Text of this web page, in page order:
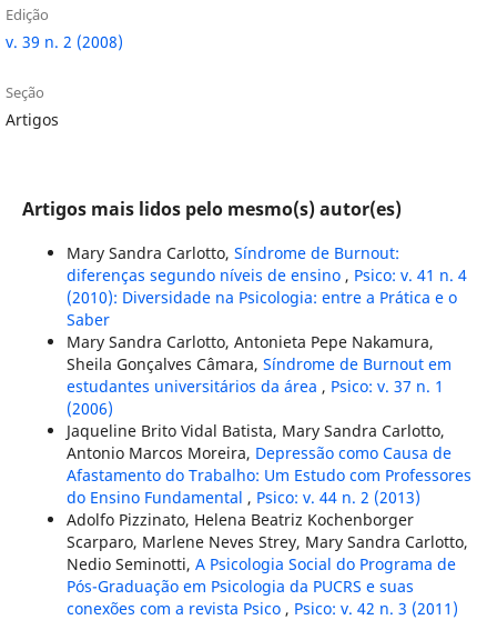
Edição
v. 39 n. 2 (2008)
Seção
Artigos
Artigos mais lidos pelo mesmo(s) autor(es)
Mary Sandra Carlotto, Síndrome de Burnout:
diferenças segundo níveis de ensino , Psico: v. 41 n. 4
(2010): Diversidade na Psicologia: entre a Prática e o
Saber
Mary Sandra Carlotto, Antonieta Pepe Nakamura,
Sheila Gonçalves Câmara, Síndrome de Burnout em
estudantes universitários da área , Psico: v. 37 n. 1
(2006)
Jaqueline Brito Vidal Batista, Mary Sandra Carlotto,
Antonio Marcos Moreira, Depressão como Causa de
Afastamento do Trabalho: Um Estudo com Professores
do Ensino Fundamental , Psico: v. 44 n. 2 (2013)
Adolfo Pizzinato, Helena Beatriz Kochenborger
Scarparo, Marlene Neves Strey, Mary Sandra Carlotto,
Nedio Seminotti, A Psicologia Social do Programa de
Pós-Graduação em Psicologia da PUCRS e suas
conexões com a revista Psico , Psico: v. 42 n. 3 (2011)